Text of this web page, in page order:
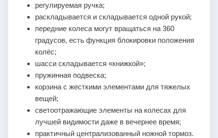
регулируемая ручка;
раскладывается и складывается одной рукой;
передние колеса могут вращаться на 360
градусов, есть функция блокировки положения
колёс;
шасси складывается «книжкой»;
пружинная подвеска;
корзина с жесткими элементами для тяжелых
вещей;
светоотражающие элементы на колесах для
лучшей видимости даже в вечернее время;
практичный централизованный ножной тормоз.